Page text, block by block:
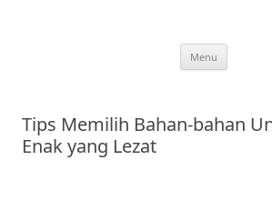
Menu
Tips Memilih Bahan-bahan
Enak yang Lezat